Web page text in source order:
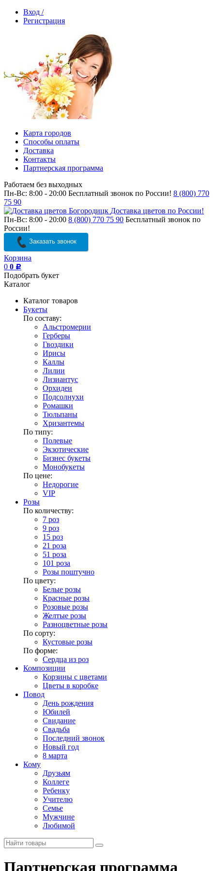
Вход /
Регистрация
Карта городов
Способы оплаты
Доставка
Контакты
Партнерская программа
Работаем без выходных
Пн-Вс: 8:00 - 20:00 Бесплатный звонок по России! 8 (800) 770
75 90
Доставка цветов по России!
Пн-Вс: 8:00 - 20:00 8 (800) 770 75 90 Бесплатный звонок по
России!
Заказать звонок
Корзина
0 0 Р
Подобрать букет
Каталог
Каталог товаров
Букеты
По составу:
Альстромерии
Герберы
Гвоздики
Ирисы
Каллы
Лилии
Лизиантус
Орхидеи
Подсолнухи
Ромашки
Тюльпаны
Хризантемы
По типу:
Полевые
Экзотические
Бизнес букеты
Монобукеты
По цене:
Недорогие
VIP
Розы
По количеству:
7 роз
9 роз
15 роз
21 роза
51 роза
101 роза
Розы поштучно
По цвету:
Белые розы
Красные розы
Розовые розы
Желтые розы
Разноцветные розы
По сорту:
Кустовые розы
По форме:
Сердца из роз
Композиции
Корзины с цветами
Цветы в коробке
Повод
День рождения
Юбилей
Свидание
Свадьба
Последний звонок
Новый год
8 марта
Кому
Друзьям
Коллеге
Ребенку
Учителю
Семье
Мужчине
Любимой
Партнерская программа